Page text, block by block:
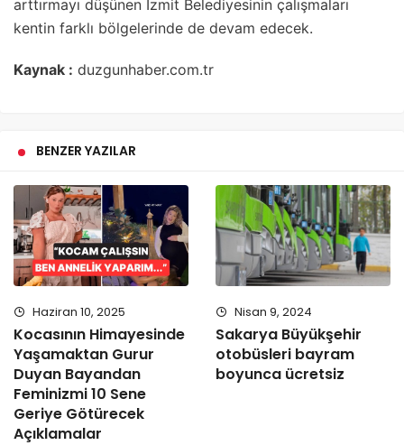
arttırmayı düşünen İzmit Belediyesinin çalışmaları
kentin farklı bölgelerinde de devam edecek.
Kaynak : duzgunhaber.com.tr
BENZER YAZILAR
Haziran 10, 2025
Kocasının Himayesinde
Yaşamaktan Gurur
Duyan Bayandan
Feminizmi 10 Sene
Geriye Götürecek
Açıklamalar
Nisan 9, 2024
Sakarya Büyükşehir
otobüsleri bayram
boyunca ücretsiz